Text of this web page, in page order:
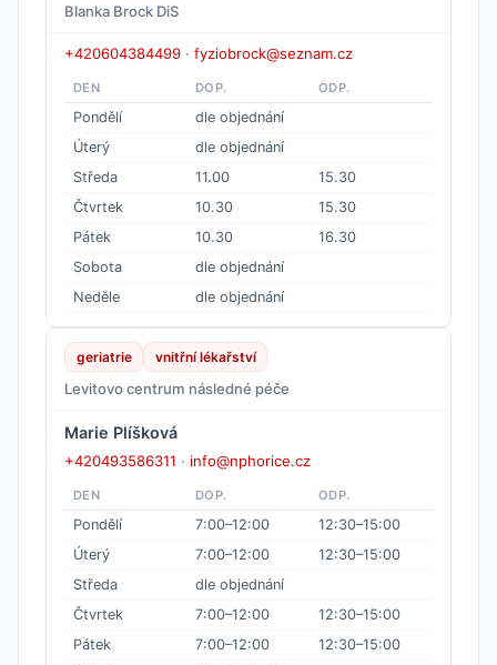
Blanka Brock DiS
+420604384499 · fyziobrock@seznam.cz
DEN DOP. ODP.
Pondělí
dle objednání
Úterý
dle objednání
Středa
11.00
15.30
Čtvrtek
10.30
15.30
Pátek
10.30
16.30
Sobota
dle objednání
Neděle
dle objednání
geriatrie vnitřní lékařství
Levitovo centrum následné péče
Marie Plíšková
+420493586311 · info@nphorice.cz
DEN DOP. ODP.
Pondělí 7:00–12:00
12:30–15:00
Úterý
7:00–12:00
12:30–15:00
Středa
dle objednání
Čtvrtek
7:00–12:00
12:30–15:00
Pátek
7:00–12:00
12:30–15:00